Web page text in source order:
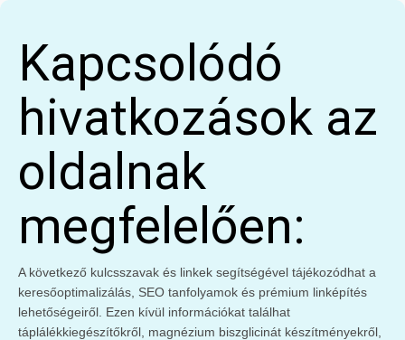
Kapcsolódó
hivatkozások az
oldalnak
megfelelően:
A következő kulcsszavak és linkek segítségével tájékozódhat a
keresőoptimalizálás, SEO tanfolyamok és prémium linképítés
lehetőségeiről. Ezen kívül információkat találhat
táplálékkiegészítőkről, magnézium biszglicinát készítményekről,